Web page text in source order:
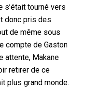
s’était tourné vers
donc pris des
de même sous
compte de Gaston
attente, Makane
retirer de ce
plus grand monde.